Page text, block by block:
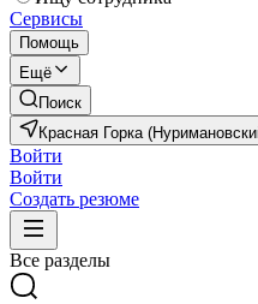
Сервисы
Помощь
Ещё
Поиск
Красная Горка
Войти
Войти
Создать резюме
Все разделы